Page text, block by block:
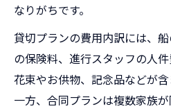
なりがちです。
貸切プランの費用内訳には、
の保険料、進行スタッフの人
花束やお供物、記念品などが含
一方、合同プランは複数家族